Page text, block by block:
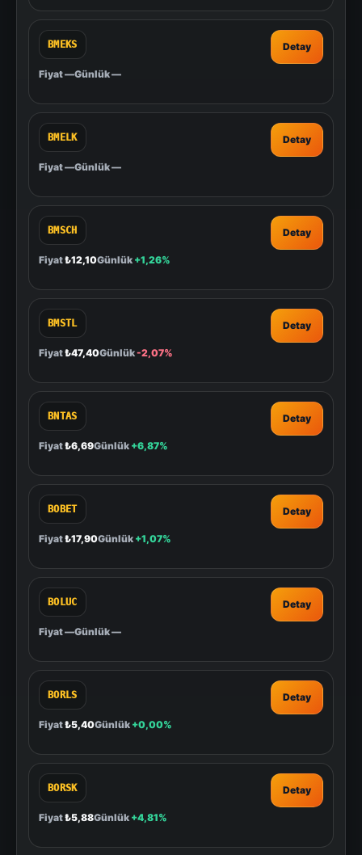
BMEKS
Fiyat—Günlük—
Detay
BMELK
Fiyat—Günlük—
Detay
BMSCH
Fiyat₺12,10Günlük +1,26%
Detay
BMSTL
Fiyat₺47,40Günlük-2,07%
Detay
BNTAS
Fiyat₺6,69Günlük +6,87%
Detay
BOBET
Fiyat₺17,90Günlük +1,07%
Detay
BOLUC
Fiyat—Günlük—
Detay
BORLS
Fiyat₺5,40Günlük +0,00%
Detay
BORSK
Fiyat₺5,88Günlük +4,81%
Detay